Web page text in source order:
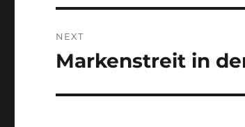
NEXT
Next
Markenstreit in